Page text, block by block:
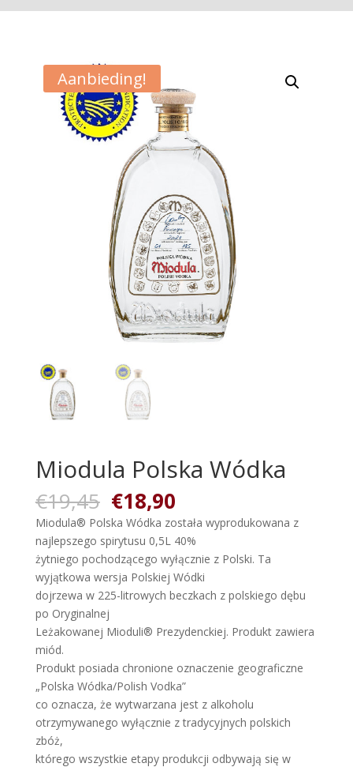
Aanbieding!
Miodula Polska Wódka
€19,45 Oorspronkelijke
prijs
was:
€19,45.
€18,90Huidige
prijs
is:
€18,90.
Miodula® Polska Wódka została wyprodukowana z
najlepszego spirytusu 0,5L 40%
żytniego pochodzącego wyłącznie z Polski. Ta
wyjątkowa wersja Polskiej Wódki
dojrzewa w 225-litrowych beczkach z polskiego dębu
po Oryginalnej
Leżakowanej Mioduli® Prezydenckiej. Produkt zawiera
miód.
Produkt posiada chronione oznaczenie geograficzne
„Polska Wódka/Polish Vodka”
co oznacza, że wytwarzana jest z alkoholu
otrzymywanego wyłącznie z tradycyjnych polskich
zbóż,
którego wszystkie etapy produkcji odbywają się w